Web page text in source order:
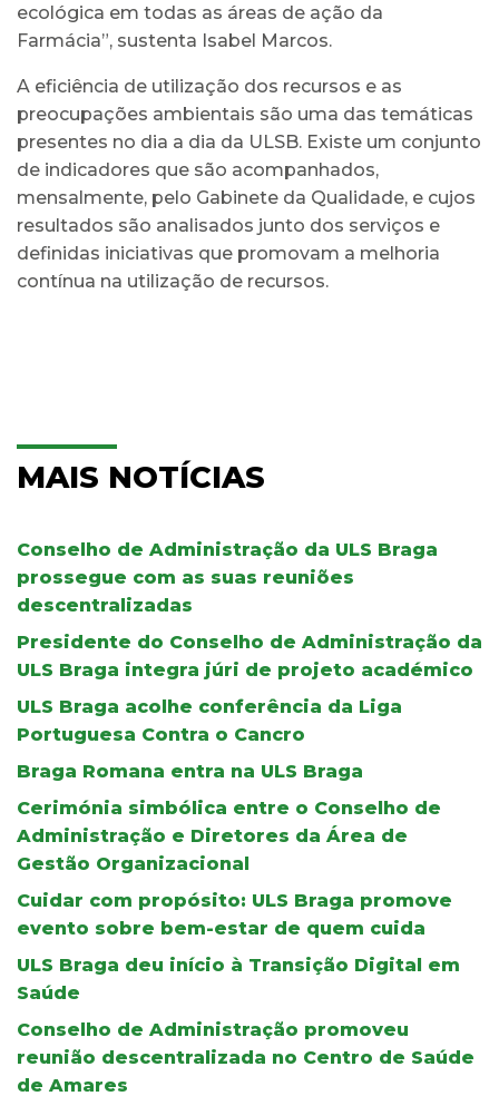
ecológica em todas as áreas de ação da
Farmácia”, sustenta Isabel Marcos.
A eficiência de utilização dos recursos e as
preocupações ambientais são uma das temáticas
presentes no dia a dia da ULSB. Existe um conjunto
de indicadores que são acompanhados,
mensalmente, pelo Gabinete da Qualidade, e cujos
resultados são analisados junto dos serviços e
definidas iniciativas que promovam a melhoria
contínua na utilização de recursos.
MAIS NOTÍCIAS
Conselho de Administração da ULS Braga
prossegue com as suas reuniões
descentralizadas
Presidente do Conselho de Administração da
ULS Braga integra júri de projeto académico
ULS Braga acolhe conferência da Liga
Portuguesa Contra o Cancro
Braga Romana entra na ULS Braga
Cerimónia simbólica entre o Conselho de
Administração e Diretores da Área de
Gestão Organizacional
Cuidar com propósito: ULS Braga promove
evento sobre bem-estar de quem cuida
ULS Braga deu início à Transição Digital em
Saúde
Conselho de Administração promoveu
reunião descentralizada no Centro de Saúde
de Amares